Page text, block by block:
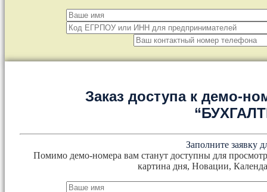
Заказ доступа к демо-
Заполните заявку
Помимо демо-номера вам станут доступны для
картина дня, Новации,